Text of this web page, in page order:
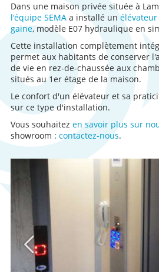
Dans une maison privée située à
l'équipe SEMAa installé un
gaine, modèle E07 hydraulique en
Cette installation complètement
permet aux habitants de conserver
de vie en rez-de-chaussée aux
situés au 1er étage de la maison.
Le confort d'un élévateur et sa
sur ce type d'installation.
Vous souhaitez en savoir plus sur
showroom : contactez-nous.